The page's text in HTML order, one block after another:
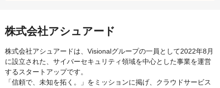
株式会社アシュアード
株式会社アシュアードは、Visionalグループの一員として2022年8月
に設立された、サイバーセキュリティ領域を中心とした事業を運営
するスタートアップです。
「信頼で、未知を拓く。」をミッションに掲げ、クラウドサービス